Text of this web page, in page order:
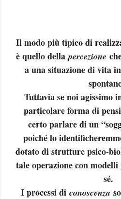
Il modo più tipico di
è quello dellapercezione
a una situazione di vita
Tuttavia se noi agissimo
particolare forma di
certo parlare di un
poiché lo
dotato di strutture psico-
tale operazione con
sé.
I processi di conoscenza